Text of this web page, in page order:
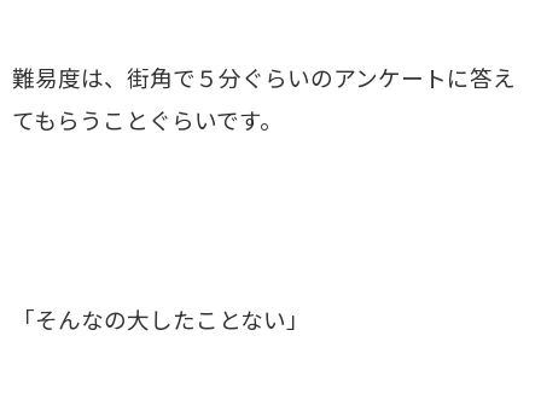
難易度は、街角で５分ぐらいのアンケートに答え
てもらうことぐらいです。
「そんなの大したことない」